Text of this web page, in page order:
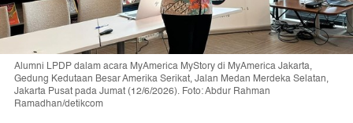
Alumni LPDP dalam acara MyAmerica MyStory di MyAmerica Jakarta,
Gedung Kedutaan Besar Amerika Serikat, Jalan Medan Merdeka Selatan,
Jakarta Pusat pada Jumat (12/6/2026). Foto: Abdur Rahman
Ramadhan/detikcom